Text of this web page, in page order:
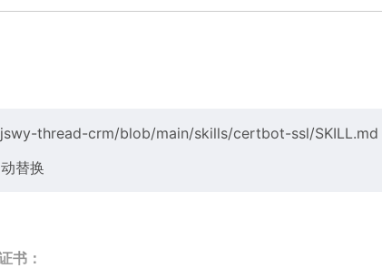
thread-crm/blob/main/skills/certbot-ssl/SKILL.md
替换
书：